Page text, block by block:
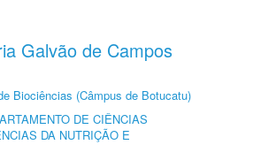
Galvão de Campos
Biociências (Câmpus de Botucatu)
DE CIÊNCIAS
DA NUTRIÇÃO E